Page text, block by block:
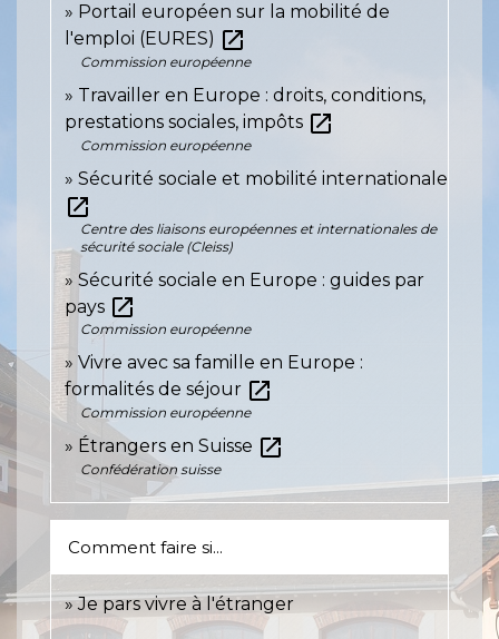
Portail européen sur la mobilité de
l'emploi (EURES) open_in_new
Commission européenne
Travailler en Europe : droits, conditions,
prestations sociales, impôts open_in_new
Commission européenne
Sécurité sociale et mobilité internationale
open_in_new
Centre des liaisons européennes et internationales de
sécurité sociale (Cleiss)
Sécurité sociale en Europe : guides par
pays open_in_new
Commission européenne
Vivre avec sa famille en Europe :
formalités de séjour open_in_new
Commission européenne
Étrangers en Suisse open_in_new
Confédération suisse
Comment faire si...
Je pars vivre à l'étranger